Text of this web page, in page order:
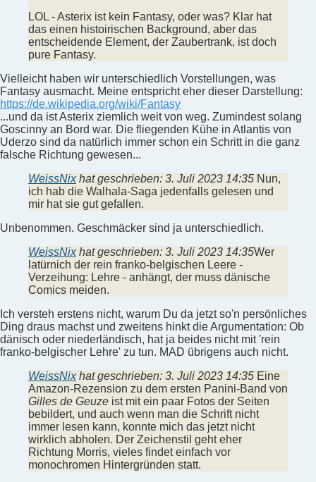
LOL - Asterix ist kein Fantasy, oder was? Klar hat
das einen histoirischen Background, aber das
entscheidende Element, der Zaubertrank, ist doch
pure Fantasy.
Vielleicht haben wir unterschiedlich Vorstellungen, was
Fantasy ausmacht. Meine entspricht eher dieser Darstellung:
https://de.wikipedia.org/wiki/Fantasy
...und da ist Asterix ziemlich weit von weg. Zumindest solang
Goscinny an Bord war. Die fliegenden Kühe in Atlantis von
Uderzo sind da natürlich immer schon ein Schritt in die ganz
falsche Richtung gewesen...
WeissNixhat geschrieben: 3. Juli 2023 14:35 Nun,
ich hab die Walhala-Saga jedenfalls gelesen und
mir hat sie gut gefallen.
Unbenommen. Geschmäcker sind ja unterschiedlich.
WeissNixhat geschrieben: 3. Juli 2023 14:35Wer
latürnich der rein franko-belgischen Leere -
Verzeihung: Lehre - anhängt, der muss dänische
Comics meiden.
Ich versteh erstens nicht, warum Du da jetzt so'n persönliches
Ding draus machst und zweitens hinkt die Argumentation: Ob
dänisch oder niederländisch, hat ja beides nicht mit 'rein
franko-belgischer Lehre' zu tun. MAD übrigens auch nicht.
WeissNixhat geschrieben: 3. Juli 2023 14:35 Eine
Amazon-Rezension zu dem ersten Panini-Band von
Gilles de Geuze ist mit ein paar Fotos der Seiten
bebildert, und auch wenn man die Schrift nicht
immer lesen kann, konnte mich das jetzt nicht
wirklich abholen. Der Zeichenstil geht eher
Richtung Morris, vieles findet einfach vor
monochromen Hintergründen statt.